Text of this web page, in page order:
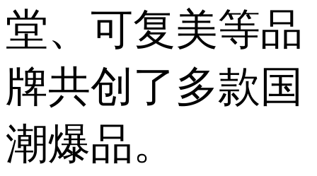
堂、可复美等品
牌共创了多款国
潮爆品。